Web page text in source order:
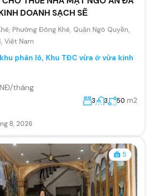
DOANH SẠCH SẼ
Phường Đông Khê, Quận Ngô Quyền,
Việt Nam
phân lô, Khu TĐC vừa ở vừa kinh
tháng
3 3 50 m2
8, 2026
5